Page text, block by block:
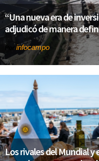
“Una nueva era de
adjudicó de manera
Por infocampo
Los rivales del Mundial y